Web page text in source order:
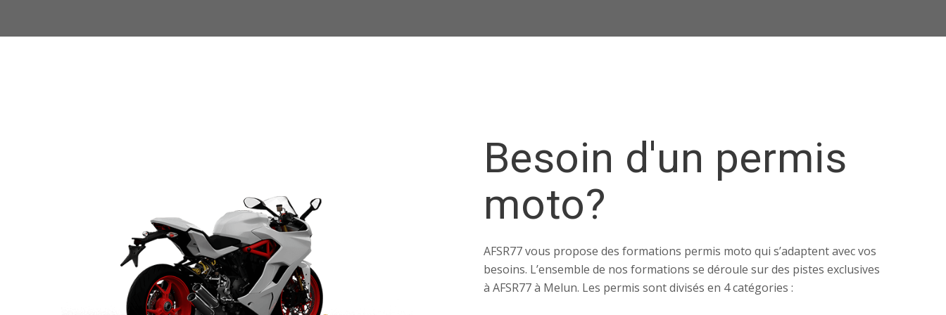
Besoin d'un permis
moto?
AFSR77 vous propose des formations permis moto qui s’adaptent avec vos
besoins. L’ensemble de nos formations se déroule sur des pistes exclusives
à AFSR77 à Melun. Les permis sont divisés en 4 catégories :